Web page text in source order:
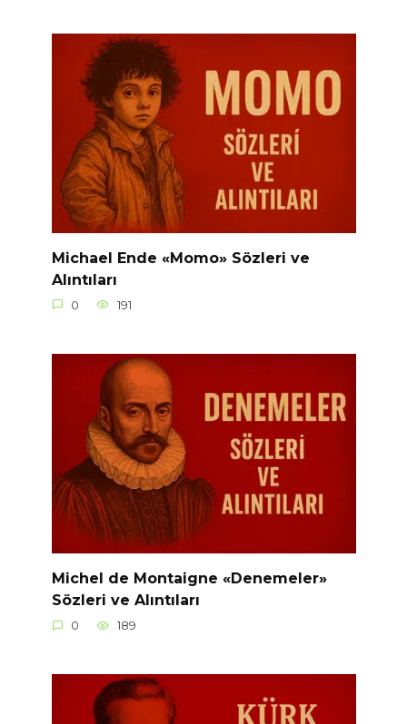
Michael Ende «Momo» Sözleri ve
Alıntıları
0 191
Michel de Montaigne «Denemeler»
Sözleri ve Alıntıları
0 189